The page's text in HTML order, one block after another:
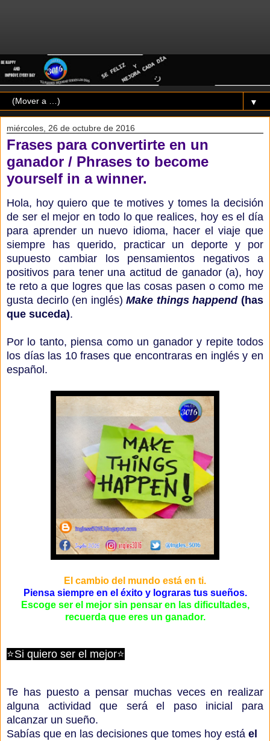
▼
miércoles, 26 de octubre de 2016
Frases para convertirte en un
ganador / Phrases to become
yourself in a winner.
Hola, hoy quiero que te motives y tomes la decisión
de ser el mejor en todo lo que realices, hoy es el día
para aprender un nuevo idioma, hacer el viaje que
siempre has querido, practicar un deporte y por
supuesto cambiar los pensamientos negativos a
positivos para tener una actitud de ganador (a), hoy
te reto a que logres que las cosas pasen o como me
gusta decirlo (en inglés)Make things happend(has
que suceda).
Por lo tanto, piensa como un ganador y repite todos
los días las 10 frases que encontraras en inglés y en
español.
El cambio del mundo está en ti.
Piensa siempre en el éxito y lograras tus sueños.
Escoge ser el mejor sin pensar en las dificultades,
recuerda que eres un ganador.
⭐Si quiero ser el mejor⭐
Te has puesto a pensar muchas veces en realizar
alguna actividad que será el paso inicial para
alcanzar un sueño.
Sabías que en las decisiones que tomes hoy está el